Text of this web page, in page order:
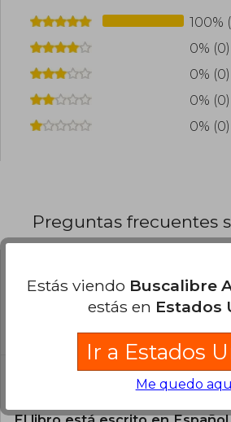
100%
0% (0)
0% (0)
0% (0)
0% (0)
Preguntas frecuentes
¿El libro es original?
Todos los libros de nuestro
catálogo son Originales.
¿En qué Idioma está escrito el
Estás viendo Buscalibre
estás en Estados
Ir a Estados
Me quedo